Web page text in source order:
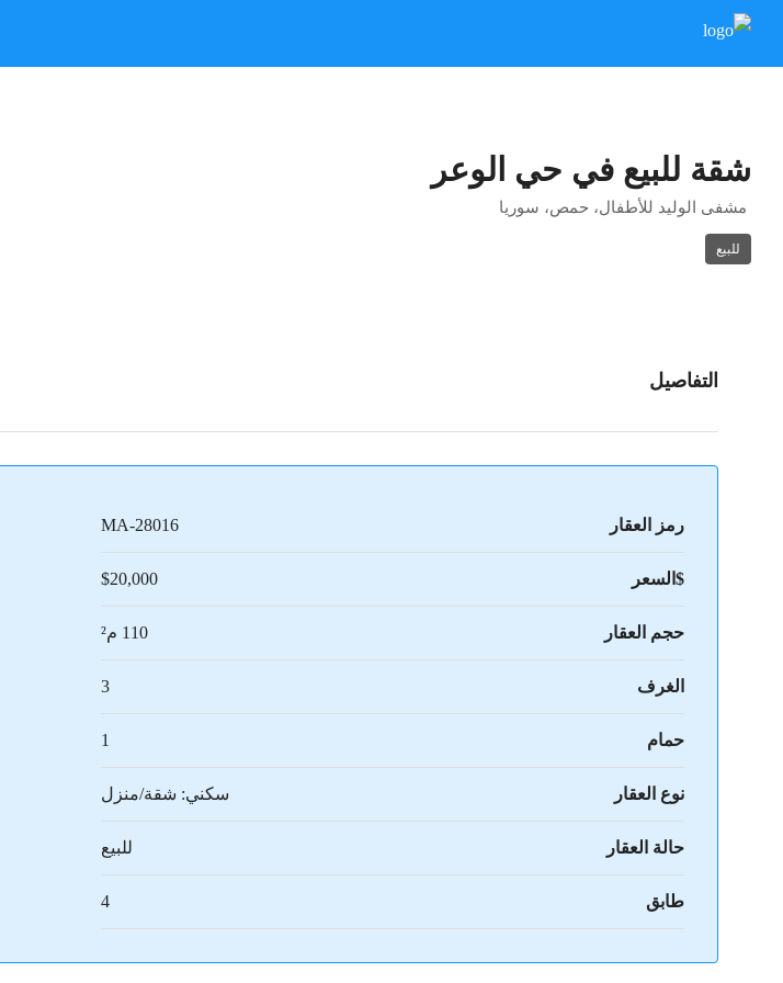
شقة للبيع في حي الوعر
مشفى الوليد للأطفال، حمص، سوريا
للبيع
التفاصيل
رمز العقار MA-28016
$السعر $20,000
حجم العقار 110 م²
الغرف 3
حمام 1
نوع العقار سكني: شقة/منزل
حالة العقار للبيع
طابق 4